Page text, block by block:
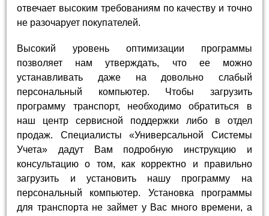
отвечает высоким требованиям по качеству и точно
не разочарует покупателей.
Высокий уровень оптимизации программы
позволяет нам утверждать, что ее можно
устанавливать даже на довольно слабый
персональный компьютер. Чтобы загрузить
программу транспорт, необходимо обратиться в
наш центр сервисной поддержки либо в отдел
продаж. Специалисты «Универсальной Системы
Учета» дадут Вам подробную инструкцию и
консультацию о том, как корректно и правильно
загрузить и установить нашу программу на
персональный компьютер. Установка программы
для транспорта не займет у Вас много времени, а